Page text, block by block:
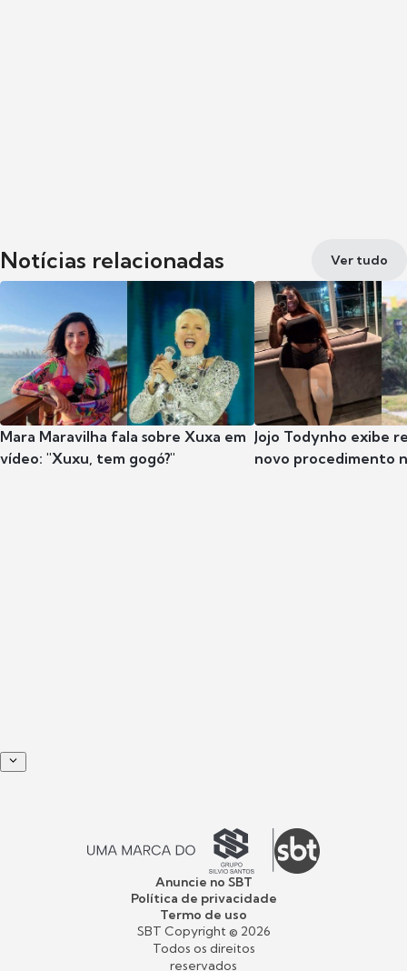
Notícias relacionadas Ver tudo
Mara Maravilha fala sobre Xuxa em
vídeo: "Xuxu, tem gogó?"
Jojo Todynho exibe
novo procedimento
Anuncie no SBT
Política de privacidade
Termo de uso
SBT Copyright © 2026
Todos os direitos
reservados